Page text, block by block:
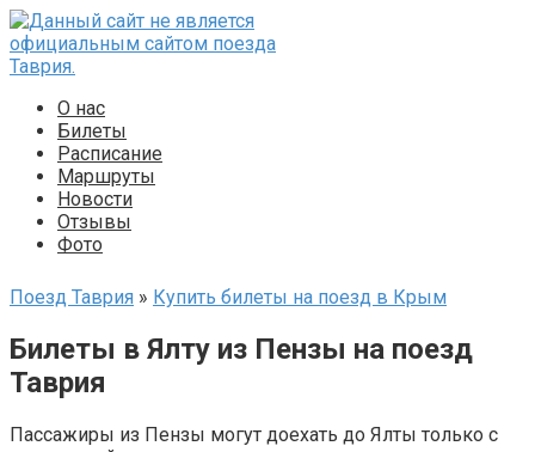
Перейти
к
контенту
О нас
Билеты
Расписание
Маршруты
Новости
Отзывы
Фото
Поезд Таврия » Купить билеты на поезд в Крым
Билеты в Ялту из Пензы на поезд
Таврия
Пассажиры из Пензы могут доехать до Ялты только с